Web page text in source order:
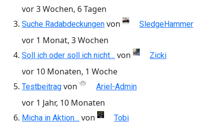
vor 3 Wochen, 6 Tagen
Suche Radabdeckungen von SledgeHammer
vor 1 Monat, 3 Wochen
Soll ich oder soll ich nicht… von Zicki
vor 10 Monaten, 1 Woche
Testbeitrag von Ariel-Admin
vor 1 Jahr, 10 Monaten
Micha in Aktion… von Tobi